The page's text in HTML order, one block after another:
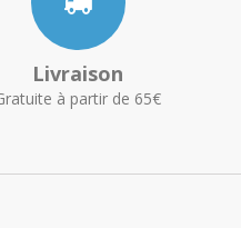
Livraison
à partir de 65€